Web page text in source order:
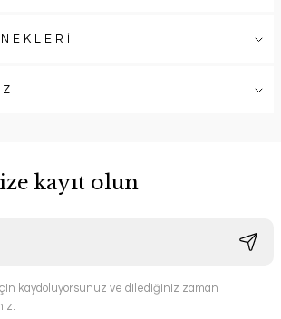
kayıt olun
için kaydoluyorsunuz ve dilediğiniz zaman